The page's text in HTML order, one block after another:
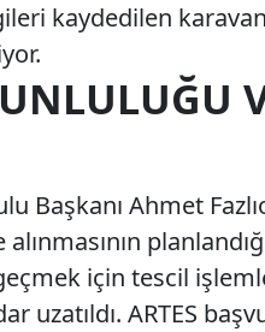
kaydedilen
Başkanı Ahmet
için tescil
uzatıldı. ARTES